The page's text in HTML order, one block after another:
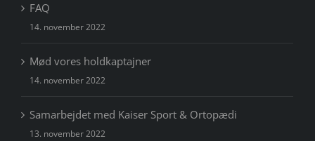
FAQ
14. november 2022
Mød vores holdkaptajner
14. november 2022
Samarbejdet med Kaiser Sport & Ortopædi
13. november 2022